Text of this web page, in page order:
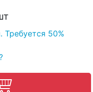
Требуется 50%